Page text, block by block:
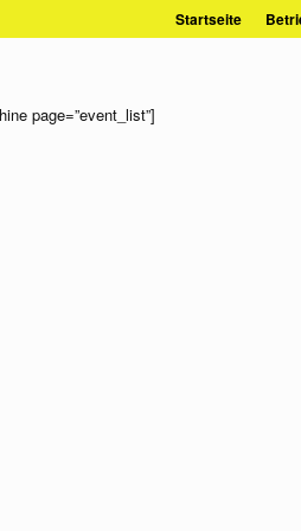
Startseite
page=”event_list”]